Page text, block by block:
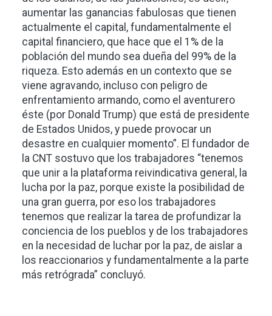
aumentar las ganancias fabulosas que tienen
actualmente el capital, fundamentalmente el
capital financiero, que hace que el 1% de la
población del mundo sea dueña del 99% de la
riqueza. Esto además en un contexto que se
viene agravando, incluso con peligro de
enfrentamiento armando, como el aventurero
éste (por Donald Trump) que está de presidente
de Estados Unidos, y puede provocar un
desastre en cualquier momento”. El fundador de
la CNT sostuvo que los trabajadores “tenemos
que unir a la plataforma reivindicativa general, la
lucha por la paz, porque existe la posibilidad de
una gran guerra, por eso los trabajadores
tenemos que realizar la tarea de profundizar la
conciencia de los pueblos y de los trabajadores
en la necesidad de luchar por la paz, de aislar a
los reaccionarios y fundamentalmente a la parte
más retrógrada” concluyó.